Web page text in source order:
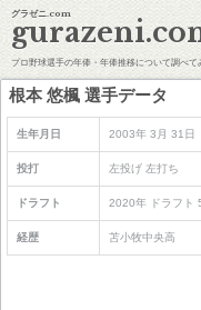
グラゼニ.com
プロ野球選手の年俸・年俸推移について調べて
根本 悠楓 選手データ
生年月日 2003年 3月 31日
投打 左投げ 左打ち
ドラフト 2020年 ドラフト
経歴 苫小牧中央高